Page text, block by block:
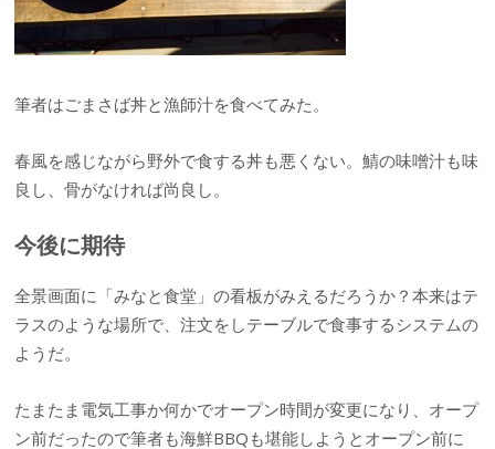
筆者はごまさば丼と漁師汁を食べてみた。
春風を感じながら野外で食する丼も悪くない。鯖の味噌汁も味
良し、骨がなければ尚良し。
今後に期待
全景画面に「みなと食堂」の看板がみえるだろうか？本来はテ
ラスのような場所で、注文をしテーブルで食事するシステムの
ようだ。
たまたま電気工事か何かでオープン時間が変更になり、オープ
ン前だったので筆者も海鮮BBQも堪能しようとオープン前に